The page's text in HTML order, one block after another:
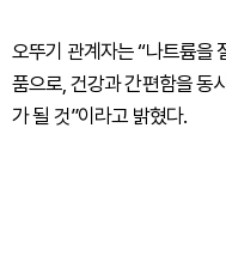
오뚜기 관계자는 “나트륨을
품으로, 건강과 간편함을 동
가 될 것”이라고 밝혔다.